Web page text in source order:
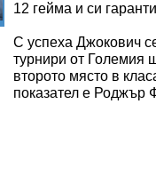
12 гейма и си
С успеха Джокович
турнири от Големия
второто място в
показател е Роджър